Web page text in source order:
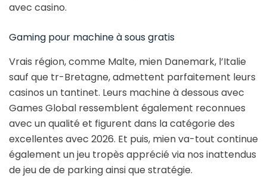
avec casino.
Gaming pour machine à sous gratis
Vrais région, comme Malte, mien Danemark, l’Italie
sauf que tr-Bretagne, admettent parfaitement leurs
casinos un tantinet. Leurs machine à dessous avec
Games Global ressemblent également reconnues
avec un qualité et figurent dans la catégorie des
excellentes avec 2026. Et puis, mien va-tout continue
également un jeu tropès apprécié via nos inattendus
de jeu de de parking ainsi que stratégie.